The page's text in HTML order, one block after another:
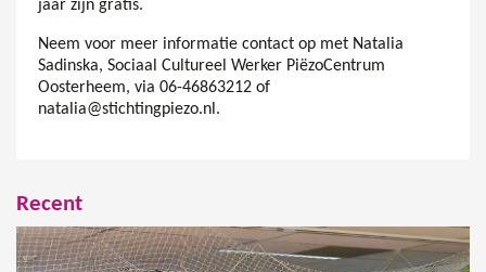
jaar zijn gratis.
Neem voor meer informatie contact op met Natalia
Sadinska, Sociaal Cultureel Werker PiëzoCentrum
Oosterheem, via 06-46863212 of
natalia@stichtingpiezo.nl.
Recent